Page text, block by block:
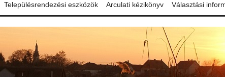
Településrendezési eszközök Arculati kézikönyv Választási